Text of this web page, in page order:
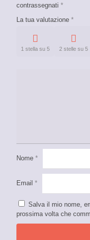
contrassegnati *
La tua valutazione *
1 stella su 5 2 stelle su 5
Nome *
Email *
Salva il mio nome,
prossima volta che